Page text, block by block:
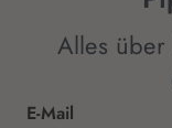
Alles
E-Mail